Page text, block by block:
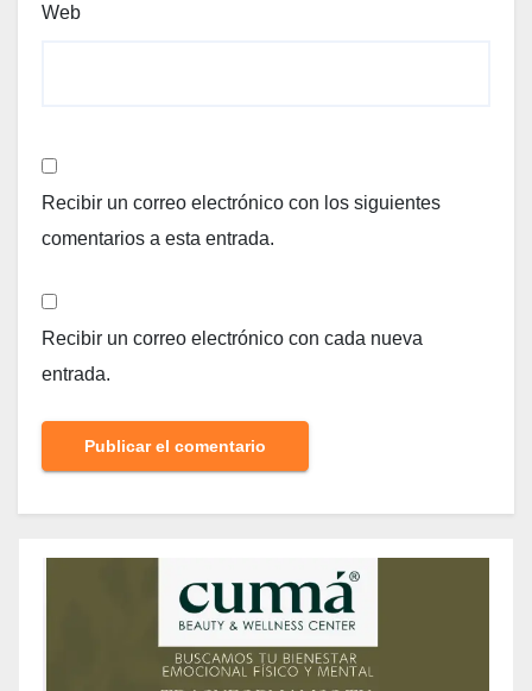
Web
Recibir un correo electrónico con los siguientes
comentarios a esta entrada.
Recibir un correo electrónico con cada nueva
entrada.